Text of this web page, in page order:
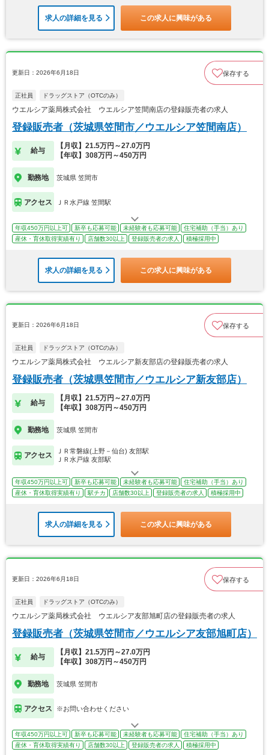
求人の詳細を見る この求人に興味がある
更新日：2026年6月18日 保存する
正社員 ドラッグストア（OTCのみ）
ウエルシア薬局株式会社 ウエルシア笠間南店の登録販売者の求人
登録販売者（茨城県笠間市／ウエルシア笠間南店）
給与
【月収】21.5万円～27.0万円
【年収】308万円～450万円
勤務地 茨城県 笠間市
アクセス ＪＲ水戸線 笠間駅
年収450万円以上可 新卒も応募可能 未経験者も応募可能
住宅補助（手当）あり
産休・育休取得実績有り
店舗数30以上 登録販売者の求人 積極採用中
求人の詳細を見る この求人に興味がある
更新日：2026年6月18日 保存する
正社員 ドラッグストア（OTCのみ）
ウエルシア薬局株式会社 ウエルシア新友部店の登録販売者の求人
登録販売者（茨城県笠間市／ウエルシア新友部店）
給与
【月収】21.5万円～27.0万円
【年収】308万円～450万円
勤務地 茨城県 笠間市
アクセス
ＪＲ常磐線(上野－仙台) 友部駅
ＪＲ水戸線 友部駅
年収450万円以上可 新卒も応募可能 未経験者も応募可能
住宅補助（手当）あり
産休・育休取得実績有り
駅チカ 店舗数30以上 登録販売者の求人 積極採用中
求人の詳細を見る この求人に興味がある
更新日：2026年6月18日 保存する
正社員 ドラッグストア（OTCのみ）
ウエルシア薬局株式会社 ウエルシア友部旭町店の登録販売者の求人
登録販売者（茨城県笠間市／ウエルシア友部旭町店）
給与
【月収】21.5万円～27.0万円
【年収】308万円～450万円
勤務地 茨城県 笠間市
アクセス ※お問い合わせください
年収450万円以上可 新卒も応募可能 未経験者も応募可能
住宅補助（手当）あり
産休・育休取得実績有り
店舗数30以上 登録販売者の求人 積極採用中